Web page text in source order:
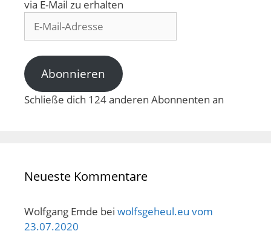
via E-Mail zu erhalten
Mail-
Abonnieren
Schließe dich 124 anderen Abonnenten an
Neueste Kommentare
Wolfgang Emde bei wolfsgeheul.eu vom
23.07.2020